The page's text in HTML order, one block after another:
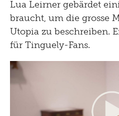
Lua Leirner gebärdet
braucht, um die grosse
Utopia zu beschreiben.
für Tinguely-Fans.